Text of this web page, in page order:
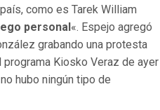
como es Tarek William
personal «. Espejo agregó
grabando una protesta
programa Kiosko Veraz de ayer
hubo ningún tipo de